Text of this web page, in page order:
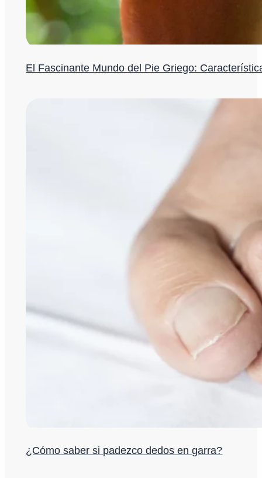
El Fascinante Mundo del Pie Griego:
¿Cómo saber si padezco dedos en garra?